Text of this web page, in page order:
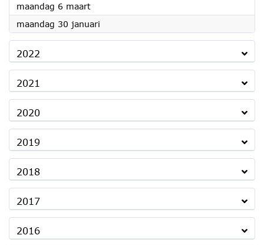
maandag 6 maart2023
maandag 30 januari
2022
2021
2020
2019
2018
2017
2016